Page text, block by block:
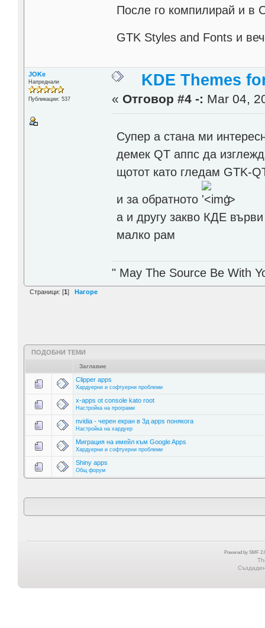
После го компилирай и в
GTK Styles and Fonts и
JOKe
Напреднали
Публикации: 537
KDE Themes
« Отговор #4 -: Mar 04,
Супер а стана ми
демек QT аппс да
щотот като гледам GTK-
и за обратното
'>
а и другу закво КДЕ
малко рам
" May The Source Be With
Страници: [1 ] Нагоре
ПОДОБНИ ТЕМИ
Заглавие
Clipper apps
Хардуерни и софтуерни проблеми
x-apps ot console kato root
Настройка на програми
nvidia - черен екран в 3д apps понякога
Настройка на хардуер
Миграция на имейл към Google Apps
Хардуерни и софтуерни проблеми
Shiny apps
Общ форум
Powered by SMF